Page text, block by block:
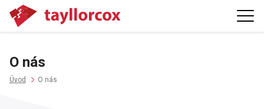
O nás
Úvod O nás